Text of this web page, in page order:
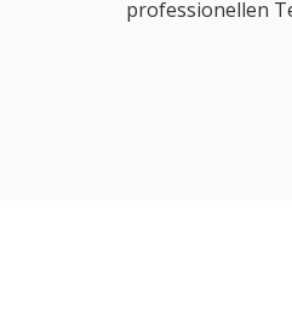
professionellen